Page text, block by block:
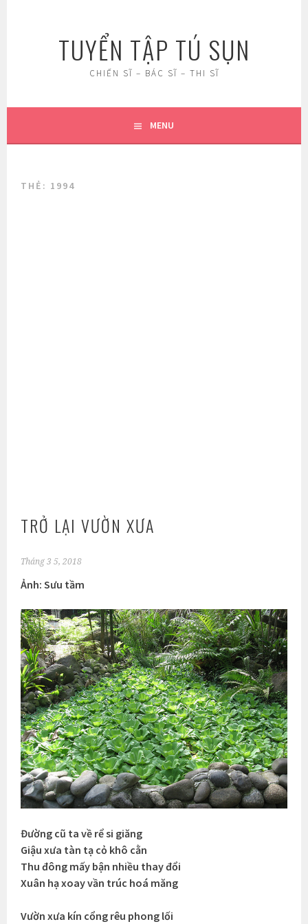
TUYỂN TẬP TÚ SỤN
CHIẾN SĨ – BÁC SĨ – THI SĨ
MENU
THẺ: 1994
TRỞ LẠI VƯỜN XƯA
Tháng 3 5, 2018
Ảnh: Sưu tầm
Đường cũ ta về rể si giăng
Giậu xưa tàn tạ cỏ khô cằn
Thu đông mấy bận nhiều thay đổi
Xuân hạ xoay vần trúc hoá măng
Vườn xưa kín cổng rêu phong lối